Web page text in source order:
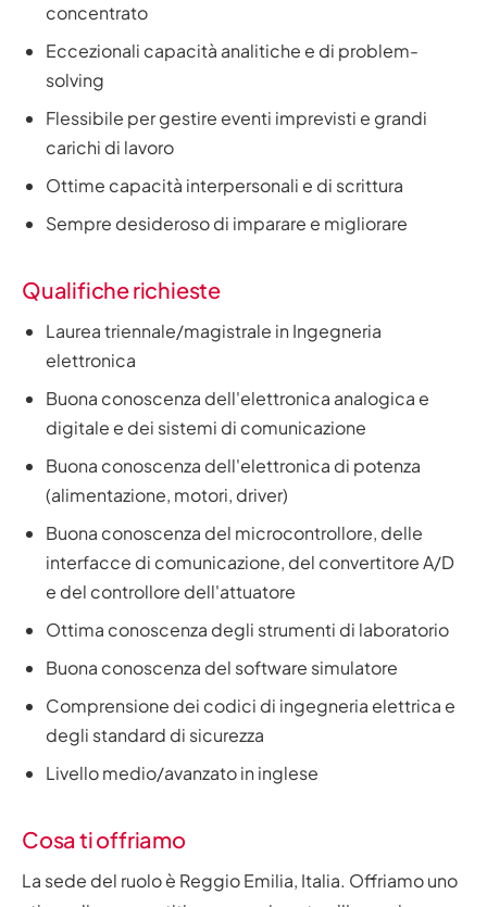
concentrato
Eccezionali capacità analitiche e di problem-
solving
Flessibile per gestire eventi imprevisti e grandi
carichi di lavoro
Ottime capacità interpersonali e di scrittura
Sempre desideroso di imparare e migliorare
Qualifiche richieste
Laurea triennale/magistrale in Ingegneria
elettronica
Buona conoscenza dell'elettronica analogica e
digitale e dei sistemi di comunicazione
Buona conoscenza dell'elettronica di potenza
(alimentazione, motori, driver)
Buona conoscenza del microcontrollore, delle
interfacce di comunicazione, del convertitore A/D
e del controllore dell'attuatore
Ottima conoscenza degli strumenti di laboratorio
Buona conoscenza del software simulatore
Comprensione dei codici di ingegneria elettrica e
degli standard di sicurezza
Livello medio/avanzato in inglese
Cosa ti offriamo
La sede del ruolo è Reggio Emilia, Italia. Offriamo uno